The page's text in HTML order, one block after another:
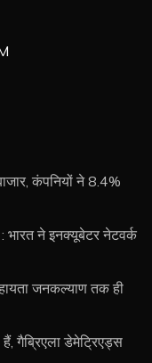
कंपनियों ने 8.4%
भारत ने इनक्यूबेटर नेटवर्क
जनकल्याण तक ही
हैं, गैब्रिएला डेमेट्रिएड्स